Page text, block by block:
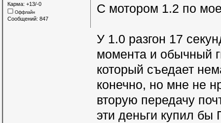
Карма: +13/-0
Оффлайн
Сообщений: 847
С мотором 1.2 по
У 1.0 разгон 17
момента и обычный
который съедает
конечно, но мне не
вторую передачу
эти деньги купил